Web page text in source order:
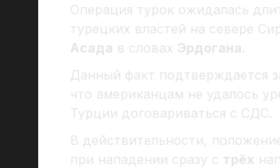
Операция турок ожидалась
турецких властей на севере
Асада в словах Эрдогана.
Данный факт подтверждается
что американцам не удалось
Турции договариваться с СДС.
В действительности,
при нападении сразу с трёх